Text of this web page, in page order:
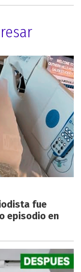
fue
episodio en